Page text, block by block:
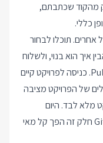
מהקוד שכתבתם,
כללי.
אחרים. תוכלו לבחור
איך הוא בנוי, ולשלוח
הצעות לתיקונים או שיפורים כ Pull Requests. כניסה לפרויקט קיים
של הפרויקט מציבה
מלא לבד. היום
כשכולם מנהלים פרויקטים פתוחים ב Github חלק זה הפך קל מאי